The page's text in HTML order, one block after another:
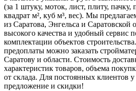
(за 1 штуку, моток, лист, плиту,
квадрат м², куб м³, вес). Мы
из Саратова, Энгельса и Саратовской
высокого качества и удобный сервис
комплектации объектов
предоплаты можно заказать
Саратову и области. Стоимость
характеристик товаров, объема
от склада. Для постоянных клиентов
предложение и скидки!